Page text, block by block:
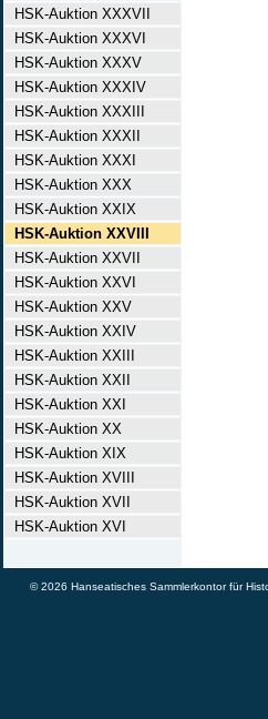
HSK-Auktion XXXVII
HSK-Auktion XXXVI
HSK-Auktion XXXV
HSK-Auktion XXXIV
HSK-Auktion XXXIII
HSK-Auktion XXXII
HSK-Auktion XXXI
HSK-Auktion XXX
HSK-Auktion XXIX
HSK-Auktion XXVIII
HSK-Auktion XXVII
HSK-Auktion XXVI
HSK-Auktion XXV
HSK-Auktion XXIV
HSK-Auktion XXIII
HSK-Auktion XXII
HSK-Auktion XXI
HSK-Auktion XX
HSK-Auktion XIX
HSK-Auktion XVIII
HSK-Auktion XVII
HSK-Auktion XVI
© 2026 Hanseatisches Sammlerkontor für